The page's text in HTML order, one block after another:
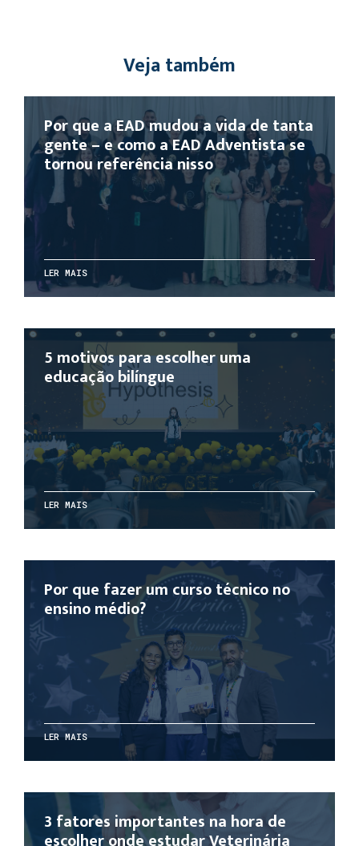
Veja também
Por que a EAD mudou a vida de tanta
gente – e como a EAD Adventista se
tornou referência nisso
LER MAIS
5 motivos para escolher uma
educação bilíngue
LER MAIS
Por que fazer um curso técnico no
ensino médio?
LER MAIS
3 fatores importantes na hora de